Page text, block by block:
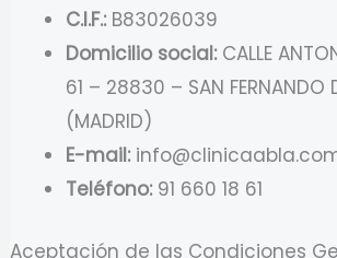
C.I.F.:B83026039
Domicilio social:CALLE
61 – 28830 – SAN FERNANDO
(MADRID)
E-mail:
Teléfono:91 660 18 61
Aceptación de las Condiciones